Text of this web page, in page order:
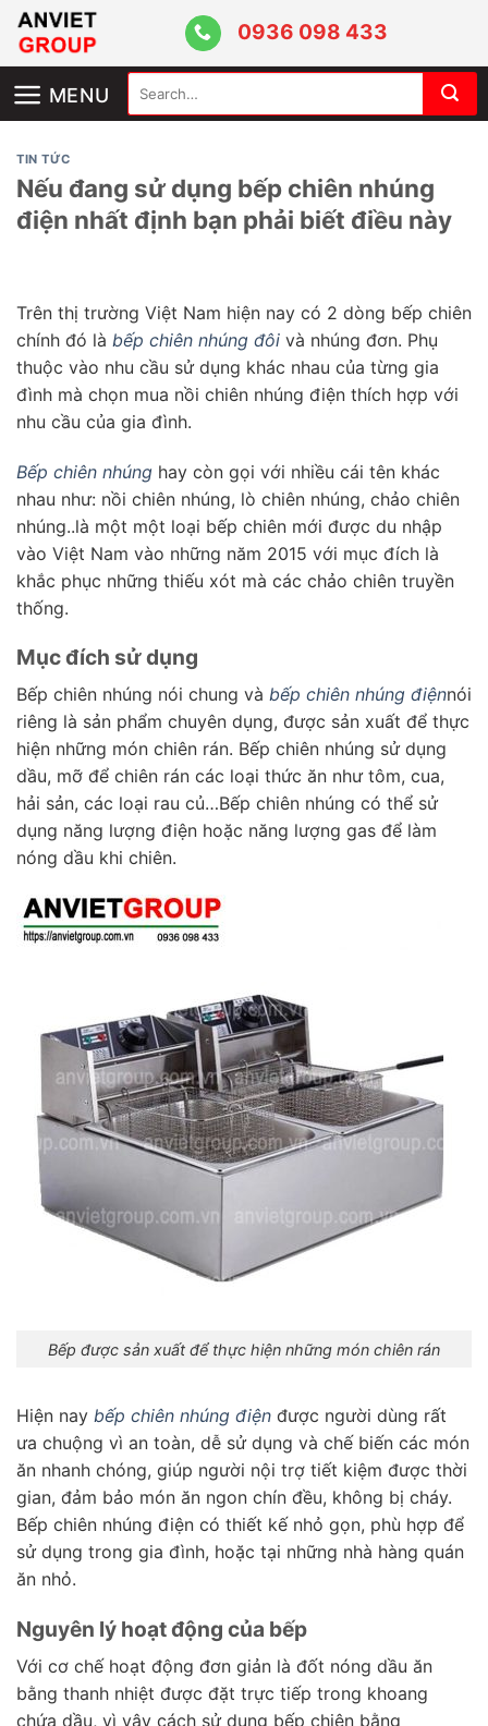
Skip
content
0936 098 433
MENU
for:
TIN TỨC
Nếu đang sử dụng bếp chiên nhúng
điện nhất định bạn phải biết điều này
Trên thị trường Việt Nam hiện nay có 2 dòng bếp chiên
chính đó là bếp chiên nhúng đôi và nhúng đơn. Phụ
thuộc vào nhu cầu sử dụng khác nhau của từng gia
đình mà chọn mua nồi chiên nhúng điện thích hợp với
nhu cầu của gia đình.
Bếp chiên nhúng hay còn gọi với nhiều cái tên khác
nhau như: nồi chiên nhúng, lò chiên nhúng, chảo chiên
nhúng..là một một loại bếp chiên mới được du nhập
vào Việt Nam vào những năm 2015 với mục đích là
khắc phục những thiếu xót mà các chảo chiên truyền
thống.
Mục đích sử dụng
Bếp chiên nhúng nói chung và bếp chiên nhúng điệnnói
riêng là sản phẩm chuyên dụng, được sản xuất để thực
hiện những món chiên rán. Bếp chiên nhúng sử dụng
dầu, mỡ để chiên rán các loại thức ăn như tôm, cua,
hải sản, các loại rau củ…Bếp chiên nhúng có thể sử
dụng năng lượng điện hoặc năng lượng gas để làm
nóng dầu khi chiên.
Bếp được sản xuất để thực hiện những món chiên rán
Hiện nay bếp chiên nhúng điện được người dùng rất
ưa chuộng vì an toàn, dễ sử dụng và chế biến các món
ăn nhanh chóng, giúp người nội trợ tiết kiệm được thời
gian, đảm bảo món ăn ngon chín đều, không bị cháy.
Bếp chiên nhúng điện có thiết kế nhỏ gọn, phù hợp để
sử dụng trong gia đình, hoặc tại những nhà hàng quán
ăn nhỏ.
Nguyên lý hoạt động của bếp
Với cơ chế hoạt động đơn giản là đốt nóng dầu ăn
bằng thanh nhiệt được đặt trực tiếp trong khoang
chứa dầu, vì vậy cách sử dụng bếp chiên bằng